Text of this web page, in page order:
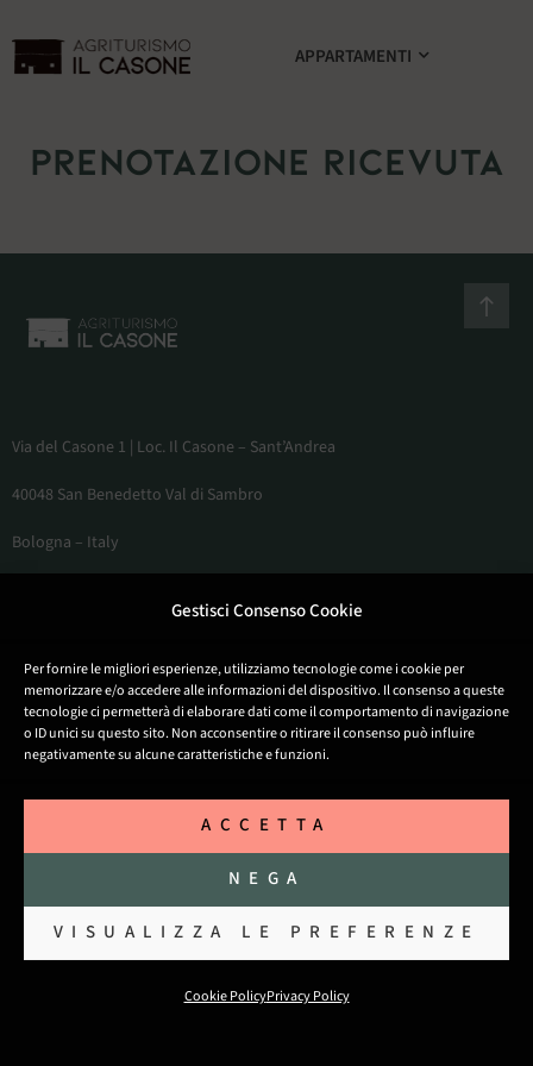
Gestisci Consenso Cookie
Per fornire le migliori esperienze, utilizziamo tecnologie come i cookie per
memorizzare e/o accedere alle informazioni del dispositivo. Il consenso a queste
tecnologie ci permetterà di elaborare dati come il comportamento di navigazione
o ID unici su questo sito. Non acconsentire o ritirare il consenso può influire
negativamente su alcune caratteristiche e funzioni.
ACCETTA
NEGA
VISUALIZZA LE PREFERENZE
Cookie PolicyPrivacy Policy
AGRITURISMO IL
BENVENUTI ALL'AGRITURISMO IL
APPARTAMENTI
Prenotazione ricevuta
Via del Casone 1 | Loc. Il Casone – Sant’Andrea
40048 San Benedetto Val di Sambro
Bologna – Italy
Termini e condizioni
Contattaci
Cookie Policy (UE)
Copyright © Agriturismo Il Casone © 2026
iscrizione al Registro Imprese: 03885251201 | Codice CIN
elisa.degliesposti